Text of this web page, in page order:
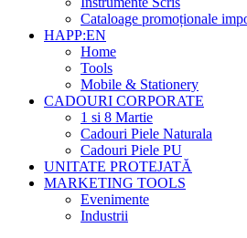
Cataloage promoționale
HAPP:EN
Home
Tools
Mobile & Stationery
CADOURI CORPORATE
1 si 8 Martie
Cadouri Piele Naturala
Cadouri Piele PU
UNITATE PROTEJATĂ
MARKETING TOOLS
Evenimente
Industrii